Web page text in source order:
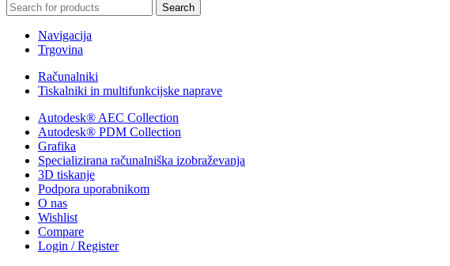
Search
Navigacija
Trgovina
Računalniki
Tiskalniki in multifunkcijske naprave
Autodesk® AEC Collection
Autodesk® PDM Collection
Grafika
Specializirana računalniška izobraževanja
3D tiskanje
Podpora uporabnikom
O nas
Wishlist
Compare
Login / Register